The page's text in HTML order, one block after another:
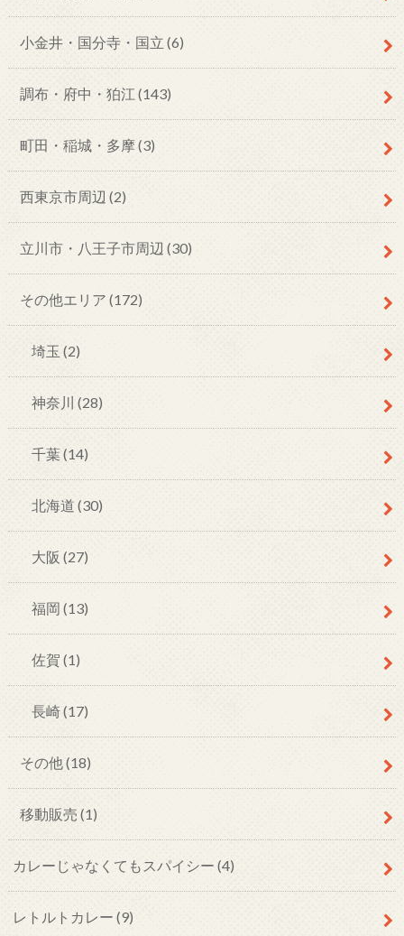
小金井・国分寺・国立 (6)
調布・府中・狛江 (143)
町田・稲城・多摩(3)
西東京市周辺 (2)
立川市・八王子市周辺 (30)
その他エリア (172)
埼玉 (2)
神奈川 (28)
千葉(14)
北海道 (30)
大阪 (27)
福岡 (13)
佐賀 (1)
長崎(17)
その他(18)
移動販売 (1)
カレーじゃなくてもスパイシー (4)
レトルトカレー (9)